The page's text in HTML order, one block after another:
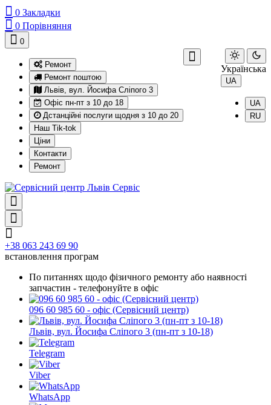
0 Закладки
0 Порівняння
0
Ремонт
Ремонт поштою
Львів, вул. Йосифа Сліпого 3
Офіс пн-пт з 10 до 18
Дстанційні послуги щодня з 10 до 20
Наш Tik-tok
Ціни
Контакти
Ремонт
Українська
UA
UA
RU
+38 063 243 69 90
встановлення програм
По питаннях щодо фізичного ремонту або наявності
запчастин - телефонуйте в офіс
096 60 985 60 - офіс (Сервісний центр)
Львів, вул. Йосифа Сліпого 3 (пн-пт з 10-18)
Telegram
Viber
WhatsApp